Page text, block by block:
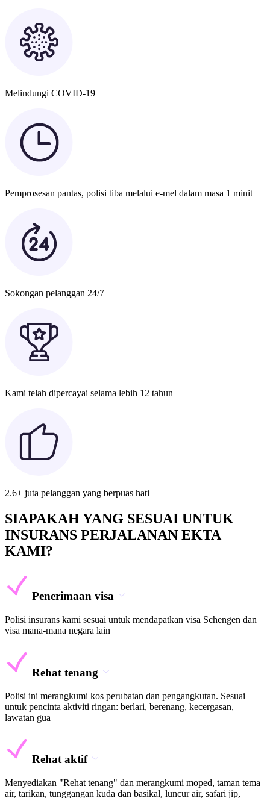
Melindungi COVID-19
Pemprosesan pantas, polisi tiba melalui e-mel dalam masa 1 minit
Sokongan pelanggan 24/7
Kami telah dipercayai selama lebih 12 tahun
2.6+ juta pelanggan yang berpuas hati
SIAPAKAH YANG SESUAI UNTUK
INSURANS PERJALANAN EKTA
KAMI?
Penerimaan visa
Polisi insurans kami sesuai untuk mendapatkan visa Schengen dan
visa mana-mana negara lain
Rehat tenang
Polisi ini merangkumi kos perubatan dan pengangkutan. Sesuai
untuk pencinta aktiviti ringan: berlari, berenang, kecergasan,
lawatan gua
Rehat aktif
Menyediakan "Rehat tenang" dan merangkumi moped, taman tema
air, tarikan, tunggangan kuda dan basikal, luncur air, safari jip,